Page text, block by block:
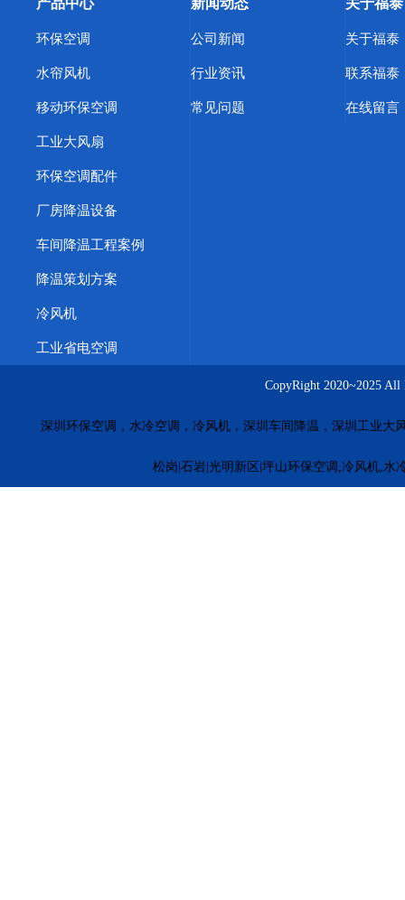
产品中心
环保空调
水帘风机
移动环保空调
工业大风扇
环保空调配件
厂房降温设备
车间降温工程案例
降温策划方案
冷风机
工业省电空调
新闻动态
公司新闻
行业资讯
常见问题
关于福泰
关于福泰
联系福泰
在线留言
CopyRight 2020~2025
深圳环保空调，水冷空调，冷风机，深圳车间降温，深圳工业大
松岗|石岩|光明新区|坪山环保空调,冷风机,水